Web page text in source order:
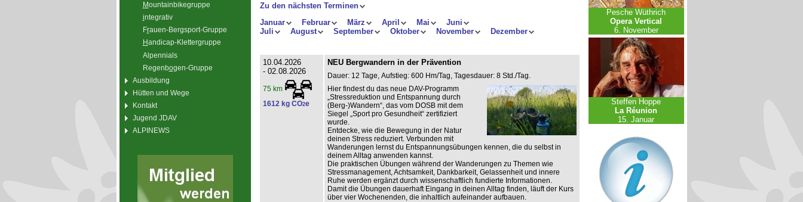
Mountainbikegruppe
integrativ
Frauen-Bergsport-Gruppe
Handicap-Klettergruppe
Alpennials
Regenbogen-Gruppe
Ausbildung
Hütten und Wege
Kontakt
Jugend JDAV
ALPINEWS
Zu den nächsten Terminen
Januar
Februar März April Mai
Juni
Juli
August September Oktober November Dezember
10.04.2026
- 02.08.2026
75 km
1612 kg CO2e
NEU Bergwandern in der Prävention
Dauer: 12 Tage, Aufstieg: 600 Hm/Tag, Tagesdauer: 8 Std./Tag.
Hier findest du das neue DAV-Programm
„Stressreduktion und Entspannung durch
(Berg-)Wandern“, das vom DOSB mit dem
Siegel „Sport pro Gesundheit“ zertifiziert
wurde.
Entdecke, wie die Bewegung in der Natur
deinen Stress reduziert. Verbunden mit
Wanderungen lernst du Entspannungsübungen kennen, die du selbst in
deinem Alltag anwenden kannst.
Die praktischen Übungen während der Wanderungen zu Themen wie
Stressmanagement, Achtsamkeit, Dankbarkeit, Gelassenheit und innere
Ruhe werden ergänzt durch wissenschaftlich fundierte Informationen.
Damit die Übungen dauerhaft Eingang in deinen Alltag finden, läuft der Kurs
über vier Wochenenden, die inhaltlich aufeinander aufbauen.
Pesche Wüthrich
Opera Vertical
6. November
Steffen Hoppe
La Réunion
15. Januar